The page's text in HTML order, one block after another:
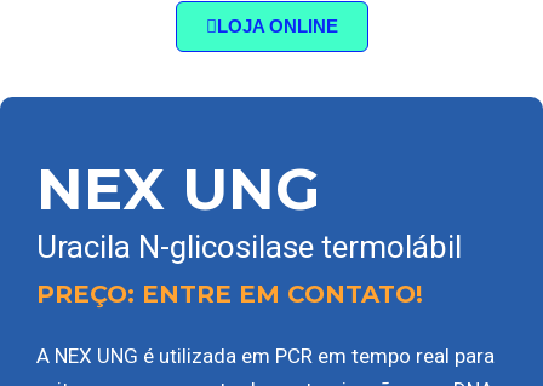
LOJA ONLINE
NEX UNG
Uracila N-glicosilase termolábil
PREÇO: ENTRE EM CONTATO!
A NEX UNG é utilizada em PCR em tempo real para